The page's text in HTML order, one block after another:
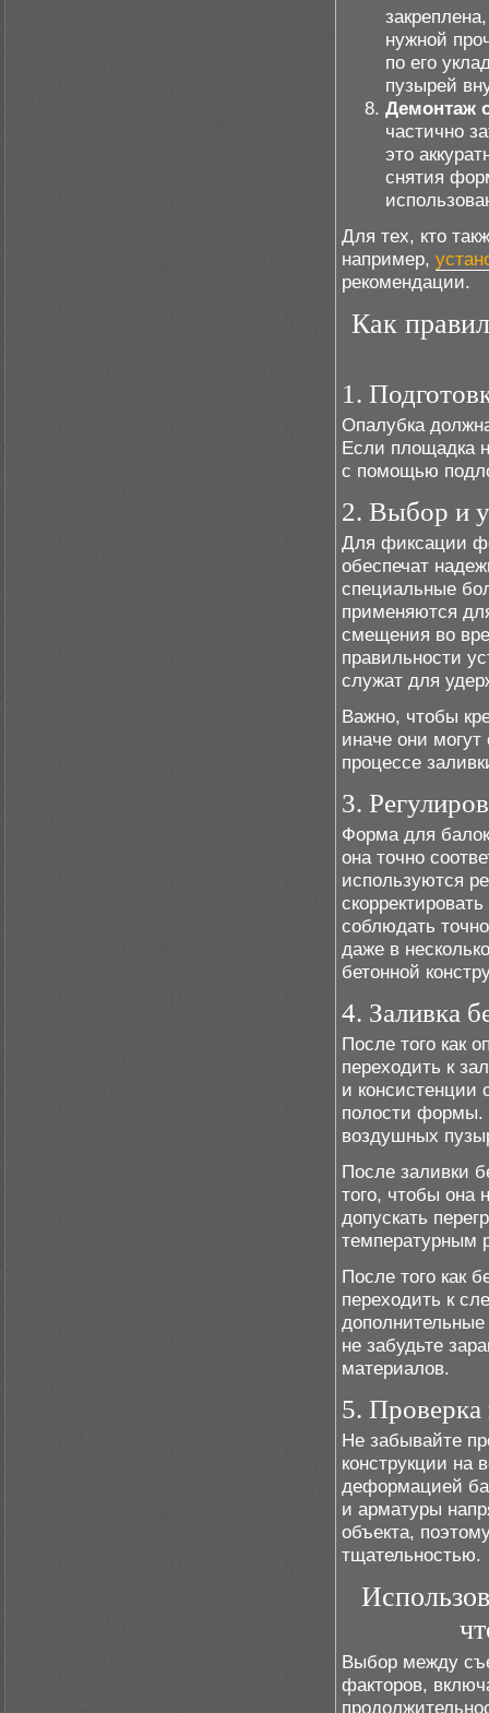
нужной
по его
пузырей
Демонтаж
частично
это
снятия
Для тех, кто
например,
рекомендации.
Как
1.
Опалубка
Если площадка
с помощью
2. Выбор и
Для фиксации
обеспечат
специальные
применяются
смещения во
правильности
служат для
Важно, чтобы
иначе они
процессе
3.
Форма для
она точно
используются
соблюдать
даже в
бетонной
4. Заливка
После того как
переходить к
и консистенции
полости формы.
воздушных
После заливки
того, чтобы она
допускать
температурным
После того как
переходить к
не забудьте
материалов.
5. Проверка
Не забывайте
конструкции на
деформацией
и арматуры
объекта,
тщательностью.
Выбор между
факторов,